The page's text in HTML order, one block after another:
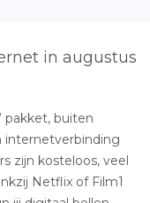
in augustus
pakket, buiten
internetverbinding
zijn kosteloos, veel
Netflix of Film1